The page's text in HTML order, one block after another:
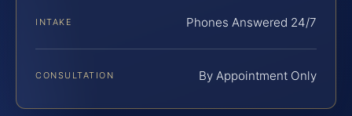
INTAKE Phones Answered 24/7
CONSULTATION By Appointment Only